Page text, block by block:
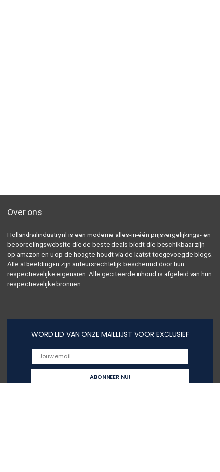
Over ons
Hollandrailindustry.nl is een moderne alles-in-één prijsvergelijkings- en
beoordelingswebsite die de beste deals biedt die beschikbaar zijn
op amazon en u op de hoogte houdt via de laatst toegevoegde blogs.
Alle afbeeldingen zijn auteursrechtelijk beschermd door hun
respectievelijke eigenaren. Alle geciteerde inhoud is afgeleid van hun
respectievelijke bronnen.
WORD LID VAN ONZE MAILLIJST VOOR EXCLUSIEF